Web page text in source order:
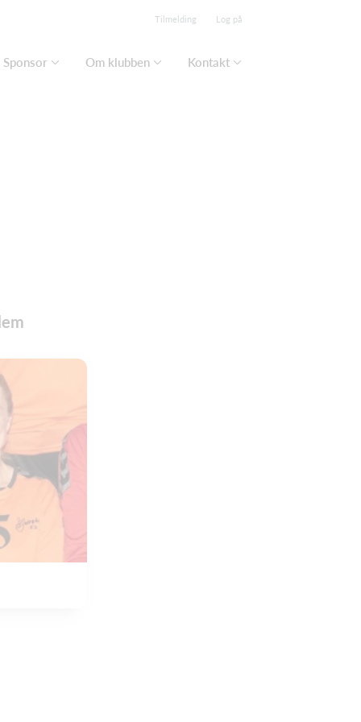
Tilmelding Log på
Sponsor Om klubben Kontakt